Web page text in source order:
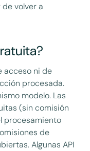
volver a
acceso ni de
procesada.
modelo. Las
(sin comisión
procesamiento
de
Algunas API